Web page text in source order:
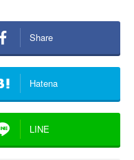
Share
Hatena
LINE